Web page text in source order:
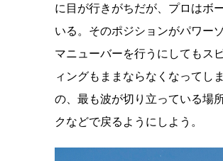
に目が行きがちだが、プロはボ
いる。そのポジションがパワー
マニューバーを行うにしてもス
ィングもままならなくなってし
の、最も波が切り立っている場
クなどで戻るようにしよう。